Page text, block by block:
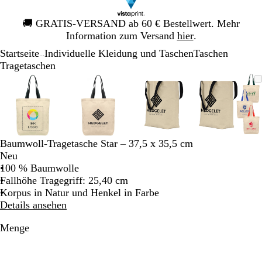
🚚 GRATIS-VERSAND ab 60 € Bestellwert. Mehr
Information zum Versand hier.
Galeriebild
1
Startseite Individuelle Kleidung und TaschenTaschen
Tragetaschen
Vergrößer-/verkleinerbares
Bild
Zoom
auf
Minimum
Klicken
zum
Vergrößern
Verwenden
Sie
die
Tasten
+
und
zum
Zoomen
und
Pfeiltasten
Vergrößer-/verkleinerbares
Bild
Zoom
auf
Minimum
Klicken
zum
Vergrößern
Verwenden
Sie
die
Tasten
+
und
Zoomen
und
Vergrößer-/
Bild
Minimum
zum
Vergrößern
Verwenden
Tasten
+
und
Bild
Zoom
auf
Klicken
zum
Sie
die
Tasten
+
Galeriebild
Baumwoll-Tragetasche Star – 37,5 x 35,5 cm
Neu
100 % Baumwolle
Fallhöhe Tragegriff: 25,40 cm
Korpus in Natur und Henkel in Farbe
Details ansehen
Menge